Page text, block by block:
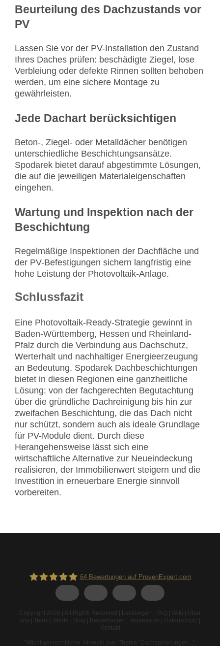
Beurteilung des Dachzustands vor
PV
Lassen Sie vor der PV-Installation den Zustand
Ihres Daches prüfen: beschädigte Ziegel, lose
Verbleiung oder defekte Rinnen sollten behoben
werden, um eine sichere Montage zu
gewährleisten.
Jede Dachart berücksichtigen
Beton-, Ziegel- oder Metalldächer benötigen
unterschiedliche Beschichtungsansätze.
Spodarek bietet darauf abgestimmte Lösungen,
die auf die jeweiligen Materialeigenschaften
eingehen.
Wartung und Inspektion nach der
Beschichtung
Regelmäßige Inspektionen der Dachfläche und
der PV-Befestigungen sichern langfristig eine
hohe Leistung der Photovoltaik-Anlage.
Schlussfazit
Eine Photovoltaik-Ready-Strategie gewinnt in
Baden-Württemberg, Hessen und Rheinland-
Pfalz durch die Verbindung aus Dachschutz,
Werterhalt und nachhaltiger Energieerzeugung
an Bedeutung. Spodarek Dachbeschichtungen
bietet in diesen Regionen eine ganzheitliche
Lösung: von der fachgerechten Begutachtung
über die gründliche Dachreinigung bis hin zur
zweifachen Beschichtung, die das Dach nicht
nur schützt, sondern auch als ideale Grundlage
für PV-Module dient. Durch diese
Herangehensweise lässt sich eine
wirtschaftliche Alternative zur Neueindeckung
realisieren, der Immobilienwert steigern und die
Investition in erneuerbare Energie sinnvoll
vorbereiten.
64Bewertungen auf ProvenExpert.com
Copyright 2026 | All Rights Reserved | Leistungen FAQ Wiki
Über
uns
Team Werte Blog Bewertungen Impressum Datenschutz
Kontakt
*Wichtiger rechtlicher Hinweis zum Thema “Dachsanierungen...” .